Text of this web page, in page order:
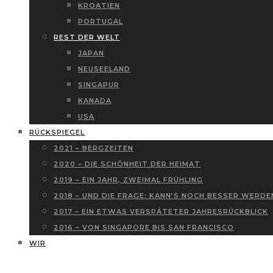
KROATIEN
PORTUGAL
REST DER WELT
JAPAN
NEUSEELAND
SINGAPUR
KANADA
USA
RÜCKSPIEGEL
2021 – BERGZEITEN
2020 – DIE SCHÖNHEIT DER HEIMAT
2019 – EIN JAHR, ZWEIMAL FRÜHLING
2018 – UND DIE FRAGE: KANN’S NOCH BESSER
2017 – EIN ETWAS VERSPÄTETER JAHRESRÜCKBLICK
2016 – VON SINGAPORE BIS SAN FRANCISCO
WIR